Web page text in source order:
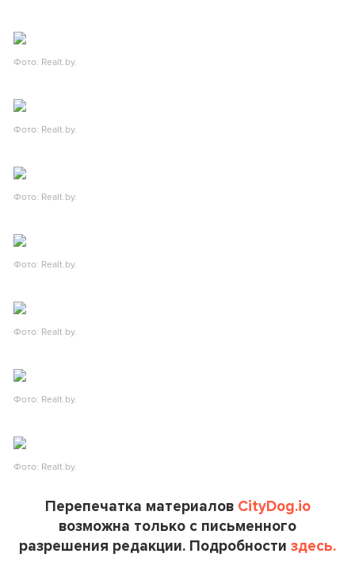
Фото: Realt.by.
Фото: Realt.by.
Фото: Realt.by.
Фото: Realt.by.
Фото: Realt.by.
Фото: Realt.by.
Фото: Realt.by.
Перепечатка материалов CityDog.io
возможна только с письменного
разрешения редакции. Подробности здесь.